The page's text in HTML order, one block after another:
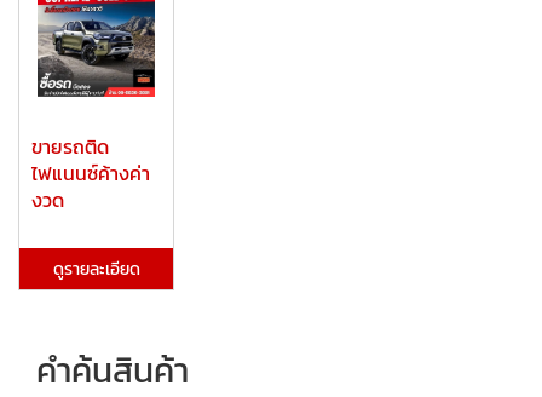
ขายรถติด
ไฟแนนซ์ค้างค่า
งวด
ดูรายละเอียด
คำค้นสินค้า